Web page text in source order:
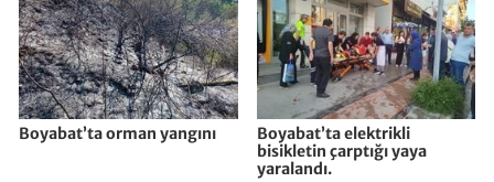
Boyabat’ta orman yangını
Boyabat’ta elektrikli
bisikletin çarptığı yaya
yaralandı.